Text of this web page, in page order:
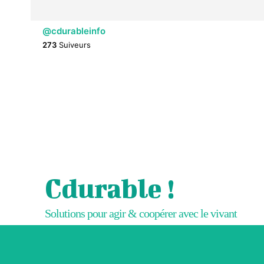
@cdurableinfo
273 Suiveurs
Cdurable !
Solutions pour agir & coopérer avec le vivant